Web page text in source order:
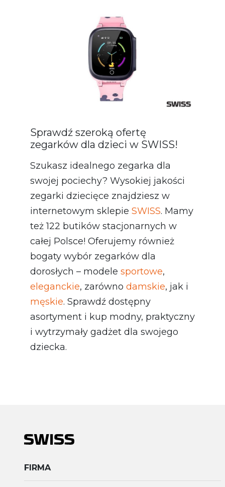
Sprawdź szeroką ofertę
zegarków dla dzieci w SWISS!
Szukasz idealnego zegarka dla
swojej pociechy? Wysokiej jakości
zegarki dziecięce znajdziesz w
internetowym sklepie SWISS. Mamy
też 122 butików stacjonarnych w
całej Polsce! Oferujemy również
bogaty wybór zegarków dla
dorosłych – modele sportowe,
eleganckie, zarówno damskie, jak i
męskie. Sprawdź dostępny
asortyment i kup modny, praktyczny
i wytrzymały gadżet dla swojego
dziecka.
FIRMA